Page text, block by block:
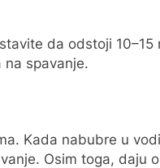
da odstoji
spavanje.
Kada nabubre u
Osim toga,